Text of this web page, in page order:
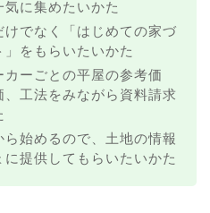
気に集めたいかた
けでなく「はじめての家づ
」をもらいたいかた
カーごとの平屋の参考価
、工法をみながら資料請求
ら始めるので、土地の情報
に提供してもらいたいかた